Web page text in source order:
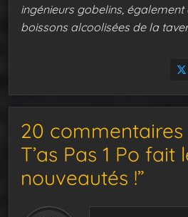
ingénieurs gobelins,
boissons alcoolisées de la
20 commentaires
T’as Pas 1 Po fait
nouveautés !”